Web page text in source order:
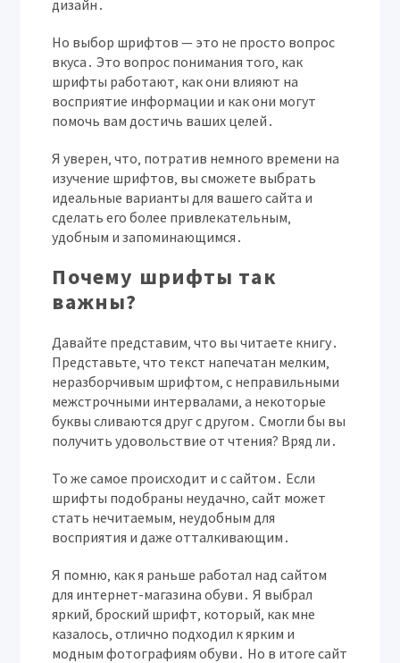
дизайн․
Но выбор шрифтов — это не просто вопрос
вкуса․ Это вопрос понимания того‚ как
шрифты работают‚ как они влияют на
восприятие информации и как они могут
помочь вам достичь ваших целей․
Я уверен‚ что‚ потратив немного времени на
изучение шрифтов‚ вы сможете выбрать
идеальные варианты для вашего сайта и
сделать его более привлекательным‚
удобным и запоминающимся․
Почему шрифты так
важны?
Давайте представим‚ что вы читаете книгу․
Представьте‚ что текст напечатан мелким‚
неразборчивым шрифтом‚ с неправильными
межстрочными интервалами‚ а некоторые
буквы сливаются друг с другом․ Смогли бы вы
получить удовольствие от чтения? Вряд ли․
То же самое происходит и с сайтом․ Если
шрифты подобраны неудачно‚ сайт может
стать нечитаемым‚ неудобным для
восприятия и даже отталкивающим․
Я помню‚ как я раньше работал над сайтом
для интернет-магазина обуви․ Я выбрал
яркий‚ броский шрифт‚ который‚ как мне
казалось‚ отлично подходил к ярким и
модным фотографиям обуви․ Но в итоге сайт